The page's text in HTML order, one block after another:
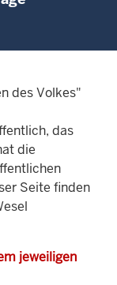
des Volkes"
das
die
Seite finden
jeweiligen